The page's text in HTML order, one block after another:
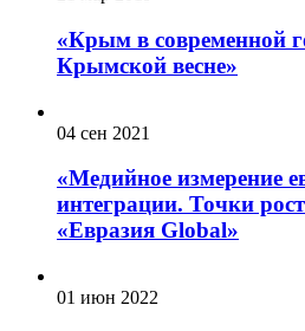
«Крым в современной
Крымской весне»
04 сен 2021
«Медийное измерение
интеграции. Точки
«Евразия Global»
01 июн 2022